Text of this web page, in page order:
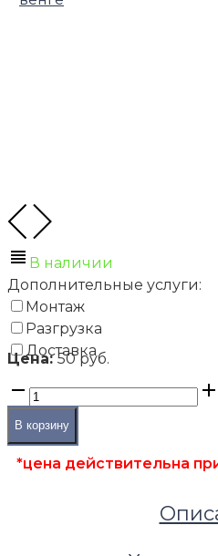
В наличии
Дополнительные услуги:
Монтаж
Разгрузка
Доставка
Цена:50 руб.
В корзину
*цена действительна